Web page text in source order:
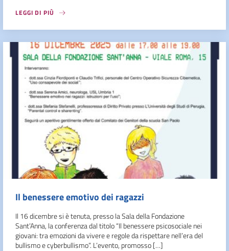
LEGGI DI PIÙ
Il benessere emotivo dei ragazzi
Il 16 dicembre si è tenuta, presso la Sala della Fondazione
Sant’Anna, la conferenza dal titolo “Il benessere psicosociale nei
giovani: tra emozioni da vivere e regole da rispettare nell’era del
bullismo e cyberbullismo”. L’evento, promosso […]